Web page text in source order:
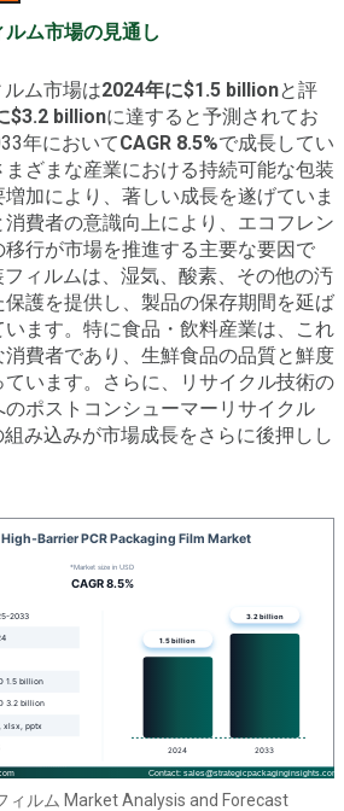
ム市場の見通し
ム市場は2024年に$1.5 billionと評
$3.2 billionに達すると予測されてお
年においてCAGR 8.5%で成長してい
ざまな産業における持続可能な包装
加により、著しい成長を遂げていま
費者の意識向上により、エコフレン
移行が市場を推進する主要な要因で
ィルムは、湿気、酸素、その他の汚
護を提供し、製品の保存期間を延ば
ます。特に食品・飲料産業は、これ
費者であり、生鮮食品の品質と鮮度
います。さらに、リサイクル技術の
ポストコンシューマーリサイクル
組み込みが市場成長をさらに後押しし
ィルム Market Analysis and Forecast